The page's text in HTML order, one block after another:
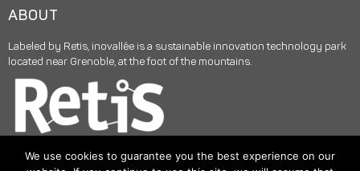
ABOUT
Labeled by Retis, inovallée is a sustainable innovation technology park
located near Grenoble, at the foot of the mountains.
We use cookies to guarantee you the best experience on our